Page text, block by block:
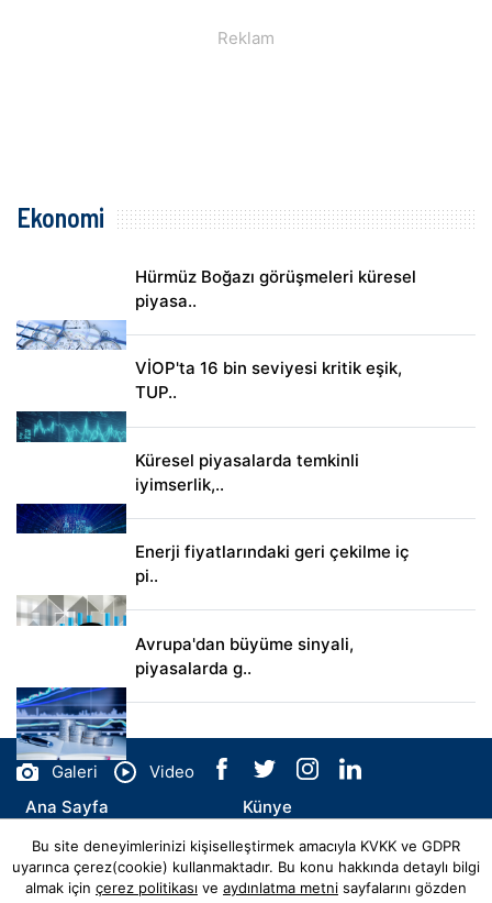
Ekonomi
Hürmüz Boğazı görüşmeleri küresel
piyasa..
VİOP'ta 16 bin seviyesi kritik eşik,
TUP..
Küresel piyasalarda temkinli
iyimserlik,..
Enerji fiyatlarındaki geri çekilme iç
pi..
Avrupa'dan büyüme sinyali,
piyasalarda g..
Galeri
Video
Ana Sayfa
Künye
İletişim
Bu site deneyimlerinizi kişiselleştirmek amacıyla KVKK ve GDPR
uyarınca çerez(cookie) kullanmaktadır. Bu konu hakkında detaylı bilgi
almak için çerez politikası ve aydınlatma metni sayfalarını gözden